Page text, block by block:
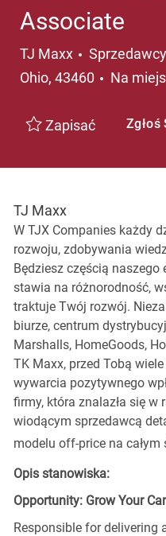
Associate
TJ Maxx Kategoria
Sprzedawcy
Ohio, 43460
Na
Zapisać Zgłoś
TJ Maxx
W TJX Companies każdy
rozwoju, zdobywania
Będziesz częścią naszego
stawia na różnorodność,
traktuje Twój rozwój.
biurze, centrum
Marshalls, HomeGoods,
TK Maxx, przed Tobą
wywarcia pozytywnego
firmy, która znalazła się w
wiodącym sprzedawcą
modelu off-price na całym
Opis stanowiska:
Opportunity: Grow Your
Responsible for delivering